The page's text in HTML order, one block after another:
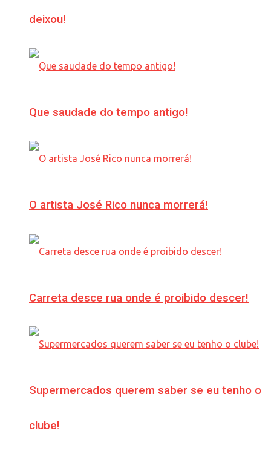
deixou!
Que saudade do tempo antigo!
O artista José Rico nunca morrerá!
Carreta desce rua onde é proibido descer!
Supermercados querem saber se eu tenho o
clube!